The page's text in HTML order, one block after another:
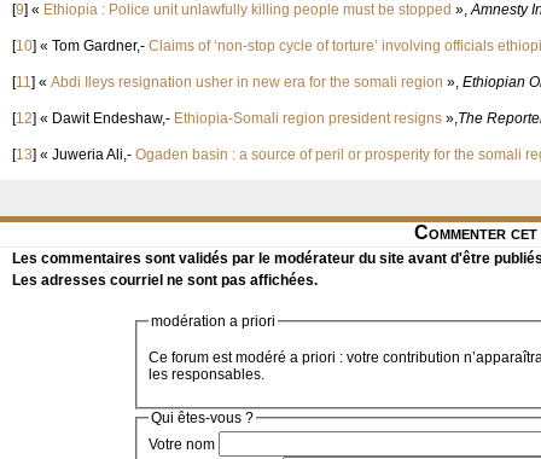
[9] « Ethiopia : Police unit unlawfully killing people must be stopped »,Amnesty
[10] « Tom Gardner,- Claims of ‘non-stop cycle of torture’ involving officials
[11] « Abdi Ileys resignation usher in new era for the somali region », Ethiopian
[12] « Dawit Endeshaw,- Ethiopia-Somali region president resigns »,The
[13] « Juweria Ali,- Ogaden basin : a source of peril or prosperity for the somali
Commenter
Les commentaires sont validés par le modérateur du site avant d'être
Les adresses courriel ne sont pas affichées.
modération a priori
Ce forum est modéré a priori : votre contribution
les responsables.
Qui êtes-vous ?
Votre nom